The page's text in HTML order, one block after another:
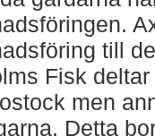
till
Fisk
men
Detta